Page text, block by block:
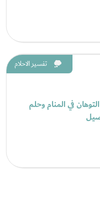
تفسير الاحلام
في المنام وحلم